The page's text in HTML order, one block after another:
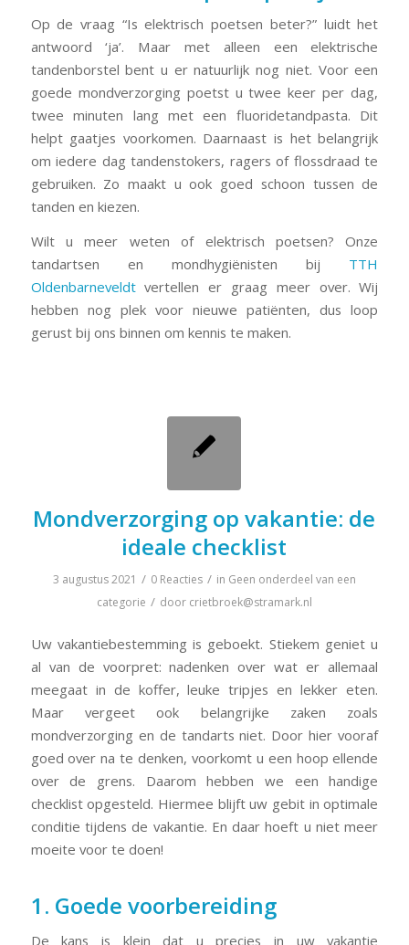
Op de vraag “Is elektrisch poetsen beter?” luidt het
antwoord ‘ja’. Maar met alleen een elektrische
tandenborstel bent u er natuurlijk nog niet. Voor een
goede mondverzorging poetst u twee keer per dag,
twee minuten lang met een fluoridetandpasta. Dit
helpt gaatjes voorkomen. Daarnaast is het belangrijk
om iedere dag tandenstokers, ragers of flossdraad te
gebruiken. Zo maakt u ook goed schoon tussen de
tanden en kiezen.
Wilt u meer weten of elektrisch poetsen? Onze
tandartsen en mondhygiënisten bij TTH
Oldenbarneveldtvertellen er graag meer over. Wij
hebben nog plek voor nieuwe patiënten, dus loop
gerust bij ons binnen om kennis te maken.
Mondverzorging op vakantie: de
ideale checklist
3 augustus 2021 / 0 Reacties / in Geen onderdeel van een
categorie / door crietbroek@stramark.nl
Uw vakantiebestemming is geboekt. Stiekem geniet u
al van de voorpret: nadenken over wat er allemaal
meegaat in de koffer, leuke tripjes en lekker eten.
Maar vergeet ook belangrijke zaken zoals
mondverzorging en de tandarts niet. Door hier vooraf
goed over na te denken, voorkomt u een hoop ellende
over de grens. Daarom hebben we een handige
checklist opgesteld. Hiermee blijft uw gebit in optimale
conditie tijdens de vakantie. En daar hoeft u niet meer
moeite voor te doen!
1. Goede voorbereiding
De kans is klein dat u precies in uw vakantie